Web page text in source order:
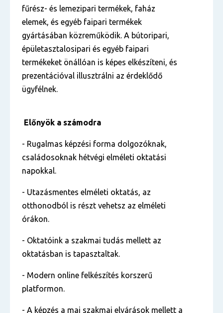
fűrész- és lemezipari termékek, faház
elemek, és egyéb faipari termékek
gyártásában közreműködik. A bútoripari,
épületasztalosipari és egyéb faipari
termékeket önállóan is képes elkészíteni, és
prezentációval illusztrálni az érdeklődő
ügyfélnek.
Előnyök a számodra
- Rugalmas képzési forma dolgozóknak,
családosoknak hétvégi elméleti oktatási
napokkal.
- Utazásmentes elméleti oktatás, az
otthonodból is részt vehetsz az elméleti
órákon.
- Oktatóink a szakmai tudás mellett az
oktatásban is tapasztaltak.
- Modern online felkészítés korszerű
platformon.
- A képzés a mai szakmai elvárások mellett a